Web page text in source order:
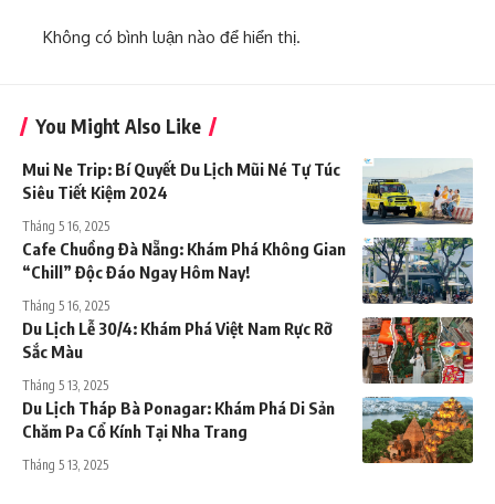
Không có bình luận nào để hiển thị.
You Might Also Like
Mui Ne Trip: Bí Quyết Du Lịch Mũi Né Tự Túc
Siêu Tiết Kiệm 2024
Tháng 5 16, 2025
Cafe Chuồng Đà Nẵng: Khám Phá Không Gian
“Chill” Độc Đáo Ngay Hôm Nay!
Tháng 5 16, 2025
Du Lịch Lễ 30/4: Khám Phá Việt Nam Rực Rỡ
Sắc Màu
Tháng 5 13, 2025
Du Lịch Tháp Bà Ponagar: Khám Phá Di Sản
Chăm Pa Cổ Kính Tại Nha Trang
Tháng 5 13, 2025